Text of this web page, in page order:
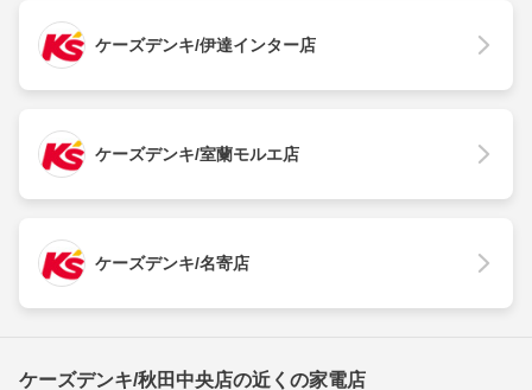
ケーズデンキ/伊達インター店
ケーズデンキ/室蘭モルエ店
ケーズデンキ/名寄店
ケーズデンキ/秋田中央店の近くの家電店